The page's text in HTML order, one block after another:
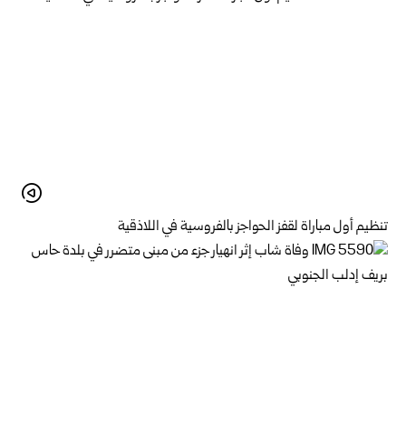
تنظيم أول مباراة لقفز الحواجز بالفروسية في اللاذقية